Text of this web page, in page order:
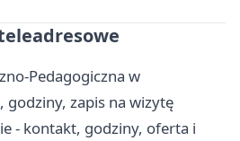
Pedagogiczna w
godziny, zapis na wizytę
- kontakt, godziny, oferta i